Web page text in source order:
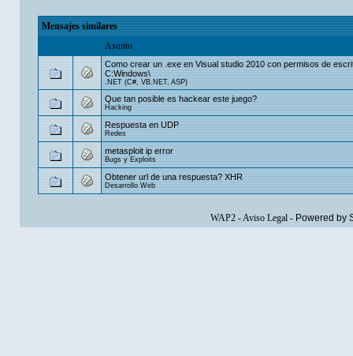
Mensajes similares
Asunto
Como crear un .exe en Visual studio 2010 con permisos de
C:Windows\
.NET (C#, VB.NET, ASP)
Que tan posible es hackear este juego?
Hacking
Respuesta en UDP
Redes
metasploit ip error
Bugs y Exploits
Obtener url de una respuesta? XHR
Desarrollo Web
WAP2-Aviso Legal- Powered by